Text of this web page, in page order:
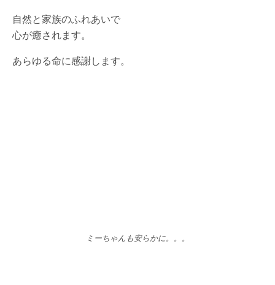
自然と家族のふれあいで
心が癒されます。
あらゆる命に感謝します。
ミーちゃんも安らかに。。。